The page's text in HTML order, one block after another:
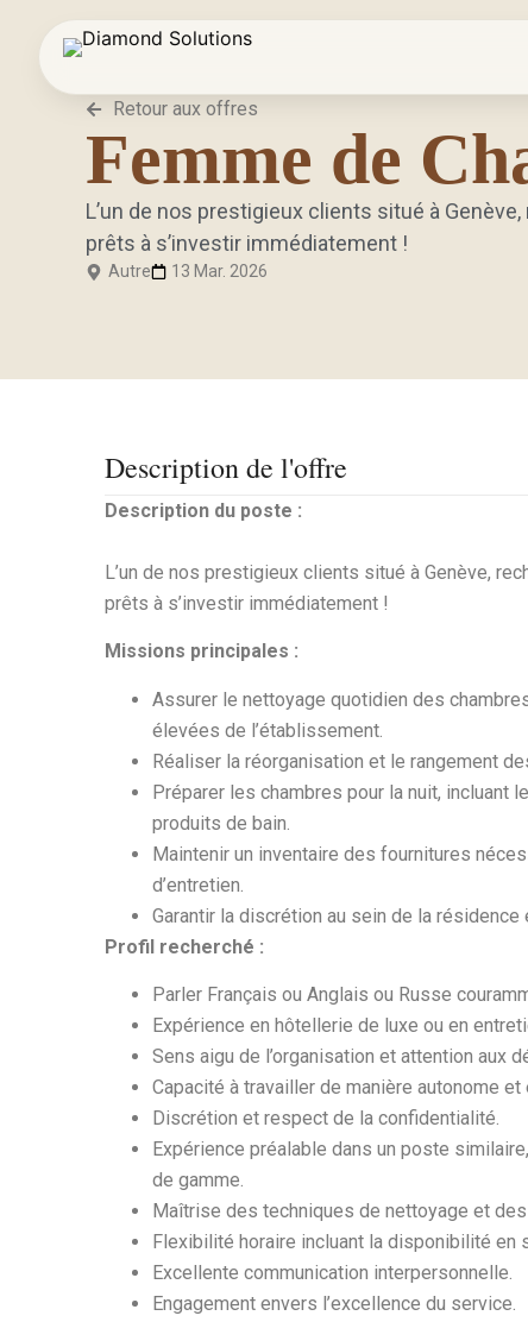
Retour aux offres
Femme de
L’un de nos prestigieux clients situé à
prêts à s’investir immédiatement !
Autre 13 Mar. 2026
Description de l'offre
Description du poste :
L’un de nos prestigieux clients situé à Genève,
prêts à s’investir immédiatement !
Missions principales :
Assurer le nettoyage quotidien des
élevées de l’établissement.
Réaliser la réorganisation et le rangement
Préparer les chambres pour la nuit,
produits de bain.
Maintenir un inventaire des fournitures
d’entretien.
Garantir la discrétion au sein de la
Profil recherché :
Parler Français ou Anglais ou Russe
Expérience en hôtellerie de luxe ou en
Sens aigu de l’organisation et attention aux
Capacité à travailler de manière autonome et
Discrétion et respect de la confidentialité.
Expérience préalable dans un poste
de gamme.
Maîtrise des techniques de nettoyage et des
Flexibilité horaire incluant la disponibilité
Excellente communication interpersonnelle.
Engagement envers l’excellence du service.